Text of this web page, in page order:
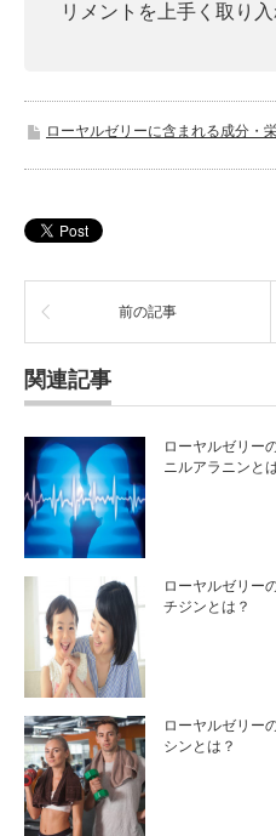
リメントを上手く取り入
ローヤルゼリーに含まれる成分・
前の記事
関連記事
ローヤルゼリー
ニルアラニンと
ローヤルゼリー
チジンとは？
ローヤルゼリー
シンとは？